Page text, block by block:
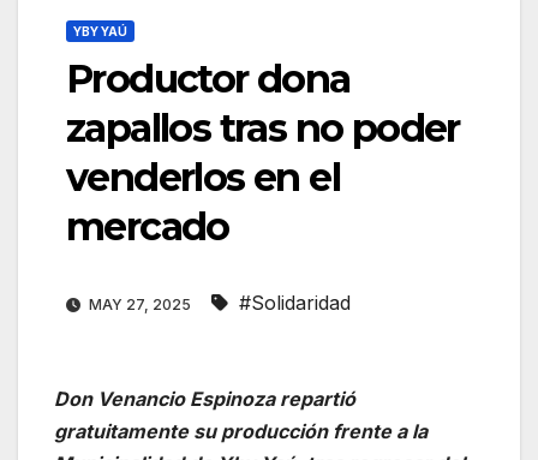
YBY YAÚ
Productor dona
zapallos tras no poder
venderlos en el
mercado
MAY 27, 2025 #Solidaridad
Don Venancio Espinoza repartió
gratuitamente su producción frente a la